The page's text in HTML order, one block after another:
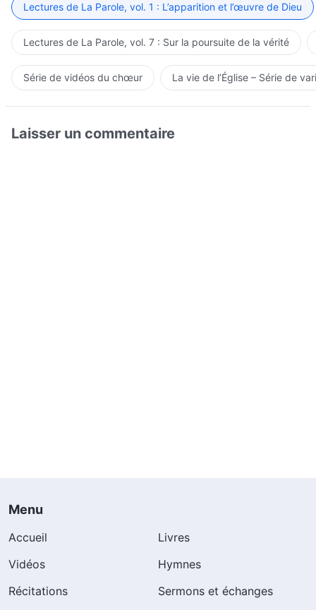
Lectures de La Parole, vol. 1 : L’apparition et l’œuvre de Dieu
Lectures de La Parole, vol. 7 : Sur la poursuite de la vérité
Série de vidéos du chœur La vie de l’Église – Série de
Laisser un commentaire
Menu
Accueil
Livres
Vidéos
Hymnes
Récitations
Sermons et échanges